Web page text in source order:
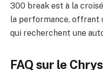
300 break est à la
la performance, offrant
qui recherchent une
FAQ sur le